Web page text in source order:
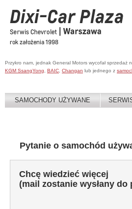
Przykro nam, jednak General Motors wycofał
KGM SsangYong
BAIC Changan lub jednego z
SAMOCHODY UŻYWANE
Pytanie o samochód
Chcę wiedzieć więcej
(mail zostanie wysłany